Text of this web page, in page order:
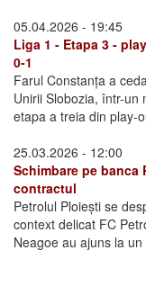
05.04.2026 - 19:45
Liga 1 - Etapa 3 -
0-1
Farul Constanța a
Unirii Slobozia, într-un
etapa a treia din play-
25.03.2026 - 12:00
Schimbare pe banca
contractul
Petrolul Ploiești se
context delicat FC
Neagoe au ajuns la